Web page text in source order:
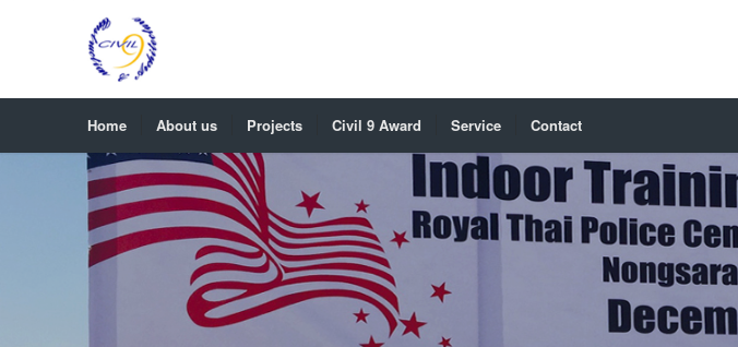
Home About us Projects Civil 9 Award Service Contact